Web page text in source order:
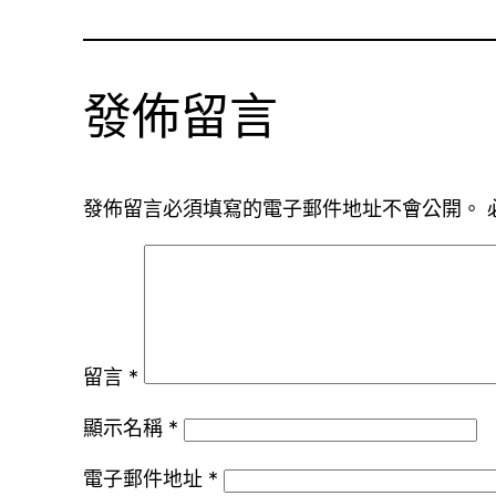
發佈留言
發佈留言必須填寫的電子郵件地址不會公開。
留言 *
顯示名稱 *
電子郵件地址 *